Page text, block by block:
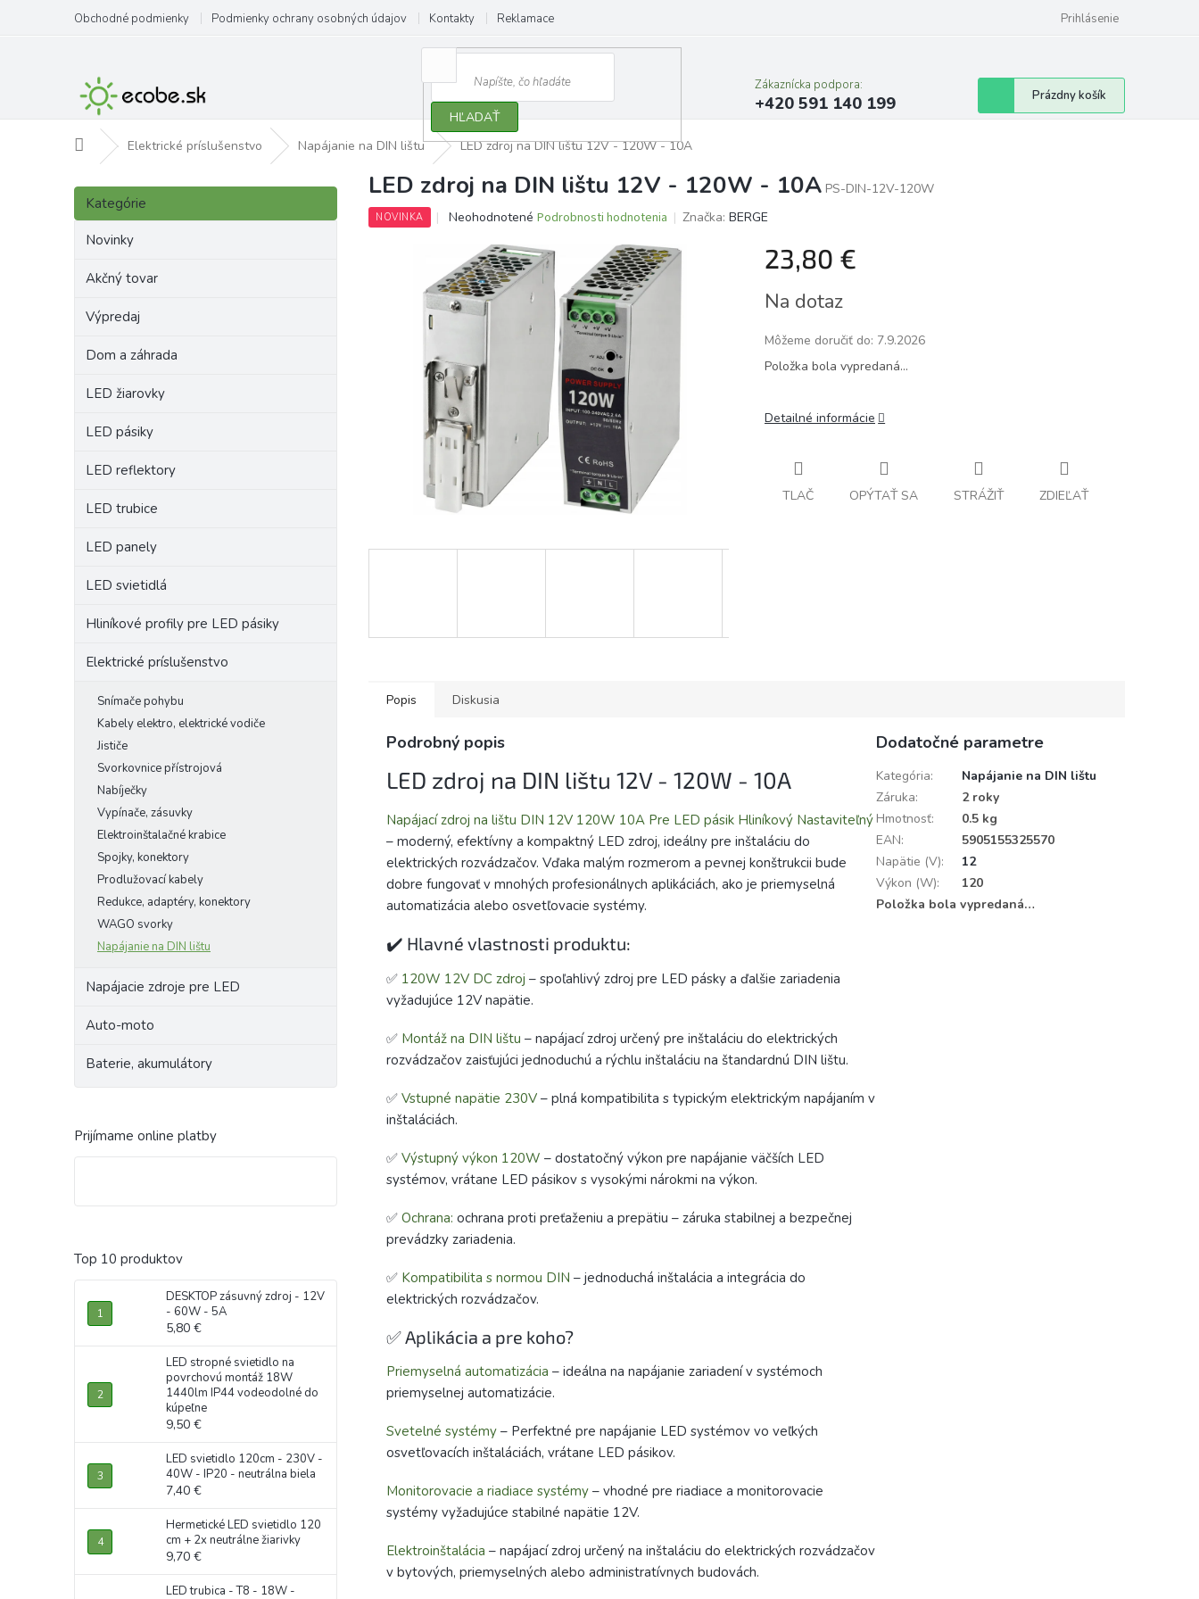
obsah
Obchodné podmienky Podmienky ochrany osobných údajov Kontakty Reklamace Prihlásenie
HĽADAŤ
Zákaznícka podpora:
+420 591 140 199
Nákupný
košík
Prázdny košík
DomovElektrické príslušenstvo Napájanie na DIN lištu LED zdroj na DIN lištu 12V - 120W - 10A
B
č
Preskočiť
kategórie
Kategórie
Novinky
Akčný tovar
Výpredaj
Dom a záhrada
LED žiarovky
LED pásiky
LED reflektory
LED trubice
LED panely
LED svietidlá
Hliníkové profily pre LED pásiky
Elektrické príslušenstvo
Snímače pohybu
Kabely elektro, elektrické vodiče
Jističe
Svorkovnice přístrojová
Nabíječky
Vypínače, zásuvky
Elektroinštalačné krabice
Spojky, konektory
Prodlužovací kabely
Redukce, adaptéry, konektory
WAGO svorky
Napájanie na DIN lištu
Napájacie zdroje pre LED
Auto-moto
Baterie, akumulátory
Prijímame online platby
Top 10 produktov
DESKTOP zásuvný zdroj - 12V
- 60W - 5A
5,80 €
LED stropné svietidlo na
povrchovú montáž 18W
1440lm IP44 vodeodolné do
kúpeľne
9,50 €
LED svietidlo 120cm - 230V -
40W - IP20 - neutrálna biela
7,40 €
Hermetické LED svietidlo 120
cm + 2x neutrálne žiarivky
9,70 €
LED trubica - T8 - 18W -
LED zdroj na DIN lištu 12V - 120W - 10A PS-DIN-12V-120W
NOVINKA
Priemerné
produktu
je
0,0
z
5
Neohodnotené Podrobnosti hodnotenia Značka: BERGE
23,80 €
cena:
Na dotaz
Môžeme doručiť do: 7.9.2026
Položka bola vypredaná…
Detailné informácie
TLAČ OPÝTAŤ SA STRÁŽIŤ ZDIEĽAŤ
Popis Diskusia
Podrobný popis
LED zdroj na DIN lištu 12V - 120W - 10A
Napájací zdroj na lištu DIN 12V 120W 10A Pre LED pásik Hliníkový Nastaviteľný
– moderný, efektívny a kompaktný LED zdroj, ideálny pre inštaláciu do
elektrických rozvádzačov. Vďaka malým rozmerom a pevnej konštrukcii bude
dobre fungovať v mnohých profesionálnych aplikáciách, ako je priemyselná
automatizácia alebo osvetľovacie systémy.
✔️ Hlavné vlastnosti produktu:
✅ 120W 12V DC zdroj – spoľahlivý zdroj pre LED pásky a ďalšie zariadenia
vyžadujúce 12V napätie.
✅ Montáž na DIN lištu – napájací zdroj určený pre inštaláciu do elektrických
rozvádzačov zaisťujúci jednoduchú a rýchlu inštaláciu na štandardnú DIN lištu.
✅ Vstupné napätie 230V – plná kompatibilita s typickým elektrickým napájaním v
inštaláciách.
✅ Výstupný výkon 120W – dostatočný výkon pre napájanie väčších LED
systémov, vrátane LED pásikov s vysokými nárokmi na výkon.
✅ Ochrana: ochrana proti preťaženiu a prepätiu – záruka stabilnej a bezpečnej
prevádzky zariadenia.
✅ Kompatibilita s normou DIN – jednoduchá inštalácia a integrácia do
elektrických rozvádzačov.
✅ Aplikácia a pre koho?
Priemyselná automatizácia – ideálna na napájanie zariadení v systémoch
priemyselnej automatizácie.
Svetelné systémy – Perfektné pre napájanie LED systémov vo veľkých
osvetľovacích inštaláciách, vrátane LED pásikov.
Monitorovacie a riadiace systémy – vhodné pre riadiace a monitorovacie
systémy vyžadujúce stabilné napätie 12V.
Elektroinštalácia – napájací zdroj určený na inštaláciu do elektrických rozvádzačov
v bytových, priemyselných alebo administratívnych budovách.
Dodatočné parametre
Kategória:
Napájanie na DIN lištu
Záruka:
2 roky
Hmotnosť:
0.5 kg
EAN:
5905155325570
Napätie (V):
12
Výkon (W):
120
Položka bola vypredaná…